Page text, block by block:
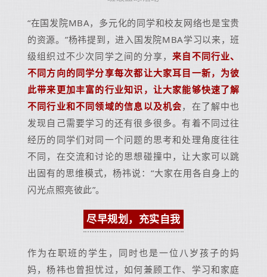
“在国发院MBA，多元化的同学和校友网络也是宝贵
的资源。”杨祎提到，进入国发院MBA学习以来，班
级组织过不少次同学之间的分享，来自不同行业、
不同方向的同学分享每次都让大家耳目一新，为彼
此带来更加丰富的行业知识，让大家能够快速了解
不同行业和不同领域的信息以及机会，在了解中也
发现自己需要学习的还有很多很多。有着不同过往
经历的同学们对同一个问题的思考和处理角度往往
不同，在交流和讨论的思想碰撞中，让大家可以跳
出固有的思维模式，杨祎说：“大家在用各自身上的
闪光点照亮彼此”。
尽早规划，充实自我
作为在职班的学生，同时也是一位八岁孩子的妈
妈，杨祎也曾担忧过，如何兼顾工作、学习和家庭